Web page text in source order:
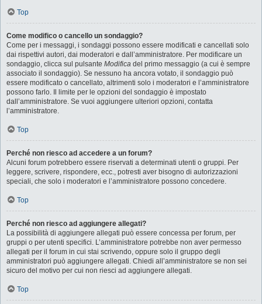
Top
Come modifico o cancello un sondaggio?
Come per i messaggi, i sondaggi possono essere modificati e cancellati solo
dai rispettivi autori, dai moderatori e dall’amministratore. Per modificare un
sondaggio, clicca sul pulsante Modifica del primo messaggio (a cui è sempre
associato il sondaggio). Se nessuno ha ancora votato, il sondaggio può
essere modificato o cancellato, altrimenti solo i moderatori e l’amministratore
possono farlo. Il limite per le opzioni del sondaggio è impostato
dall’amministratore. Se vuoi aggiungere ulteriori opzioni, contatta
l’amministratore.
Top
Perché non riesco ad accedere a un forum?
Alcuni forum potrebbero essere riservati a determinati utenti o gruppi. Per
leggere, scrivere, rispondere, ecc., potresti aver bisogno di autorizzazioni
speciali, che solo i moderatori e l’amministratore possono concedere.
Top
Perché non riesco ad aggiungere allegati?
La possibilità di aggiungere allegati può essere concessa per forum, per
gruppi o per utenti specifici. L’amministratore potrebbe non aver permesso
allegati per il forum in cui stai scrivendo, oppure solo il gruppo degli
amministratori può aggiungere allegati. Chiedi all’amministratore se non sei
sicuro del motivo per cui non riesci ad aggiungere allegati.
Top